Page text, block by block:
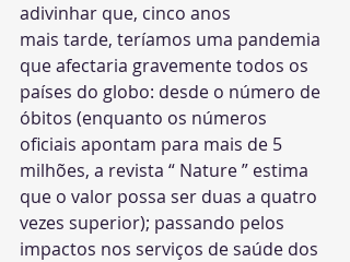
adivinhar que, cinco anos
mais tarde, teríamos uma pandemia
que afectaria gravemente todos os
países do globo: desde o número de
óbitos (enquanto os números
oficiais apontam para mais de 5
milhões, a revista “ Nature ” estima
que o valor possa ser duas a quatro
vezes superior); passando pelos
impactos nos serviços de saúde dos